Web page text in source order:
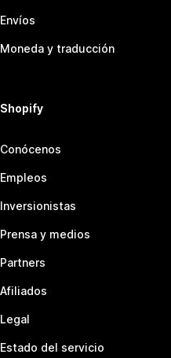
Envíos
Moneda y traducción
Shopify
Conócenos
Empleos
Inversionistas
Prensa y medios
Partners
Afiliados
Legal
Estado del servicio